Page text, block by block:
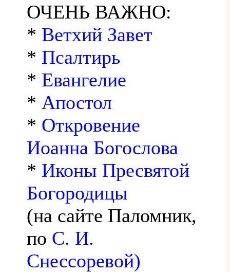
ОЧЕНЬ ВАЖНО:
* Ветхий Завет
* Псалтирь
* Евангелие
* Апостол
* Откровение
Иоанна Богослова
* Иконы Пресвятой
Богородицы
(на сайте Паломник,
по С. И.
Снессоревой)